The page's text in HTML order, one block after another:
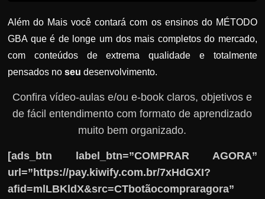
Além do Mais você contará com os ensinos do MÉTODO
GBA que é de longe um dos mais completos do mercado,
com conteúdos de extrema qualidade e totalmente
pensados noseu desenvolvimento.
Confira vídeo-aulas e/ou e-book claros, objetivos e
de fácil entendimento com formato de aprendizado
muito bem organizado.
[ads_btn label_btn=”COMPRAR AGORA”
url=”https://pay.kiwify.com.br/7xHdGXI?
afid=mlLBKldX&src=CTbotãocompraragora”